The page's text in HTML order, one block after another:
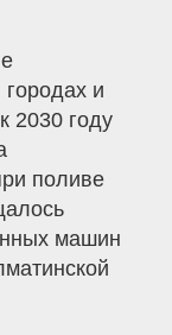
и
2030 году
поливе
машин